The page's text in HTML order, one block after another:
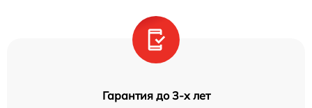
Гарантия до 3-х лет